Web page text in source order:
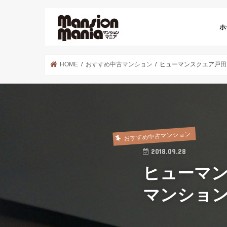
HOME おすすめ中古マンション ヒューマンスクエア戸
おすすめ中古マンション
2018.09.28
ヒューマ
マンショ